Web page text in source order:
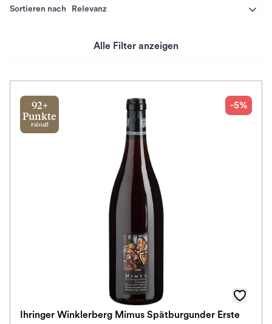
Sortieren nach Relevanz
Alle Filter anzeigen
Herkunftsland
Rebsorte
92+
Punkte
Falstaff
-5%
Ihringer Winklerberg Mimus Spätburgunder Erste